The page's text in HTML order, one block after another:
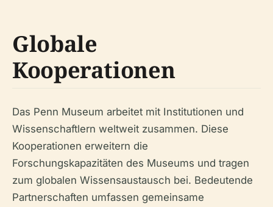
Globale
Kooperationen
Das Penn Museum arbeitet mit Institutionen und
Wissenschaftlern weltweit zusammen. Diese
Kooperationen erweitern die
Forschungskapazitäten des Museums und tragen
zum globalen Wissensaustausch bei. Bedeutende
Partnerschaften umfassen gemeinsame